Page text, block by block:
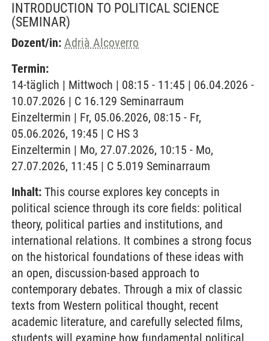
INTRODUCTION TO POLITICAL SCIENCE
(SEMINAR)
Dozent/in: Adrià Alcoverro
Termin:
14-täglich | Mittwoch | 08:15 - 11:45 | 06.04.2026 -
10.07.2026 | C 16.129 Seminarraum
Einzeltermin | Fr, 05.06.2026, 08:15 - Fr,
05.06.2026, 19:45 | C HS 3
Einzeltermin | Mo, 27.07.2026, 10:15 - Mo,
27.07.2026, 11:45 | C 5.019 Seminarraum
Inhalt: This course explores key concepts in
political science through its core fields: political
theory, political parties and institutions, and
international relations. It combines a strong focus
on the historical foundations of these ideas with
an open, discussion-based approach to
contemporary debates. Through a mix of classic
texts from Western political thought, recent
academic literature, and carefully selected films,
students will examine how fundamental political